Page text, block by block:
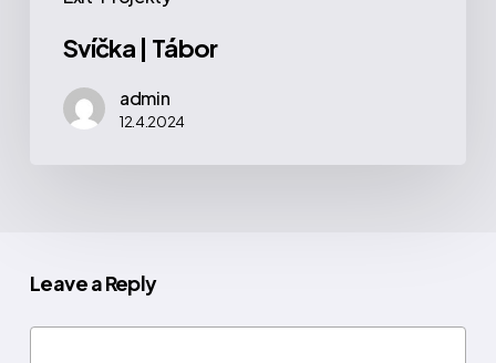
Svíčka | Tábor
admin
12.4.2024
Leave a Reply